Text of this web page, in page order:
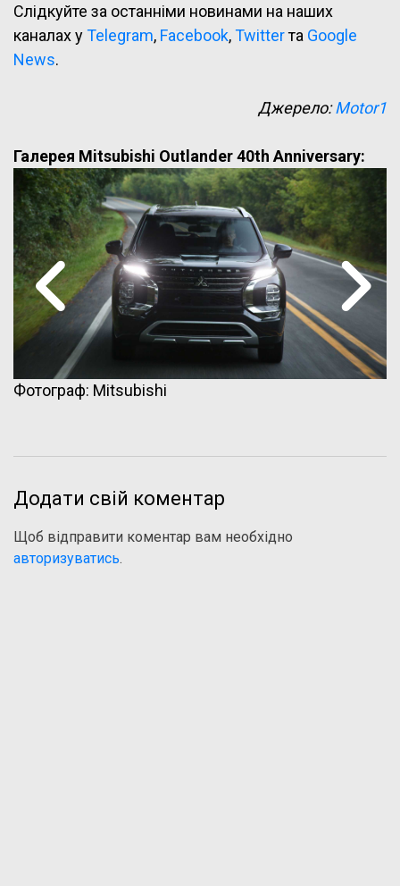
Слідкуйте за останніми новинами на наших
каналах уTelegram, Facebook,Twitterта Google
News.
Джерело:Motor1
Галерея Mitsubishi Outlander 40th Anniversary:
Фотограф: Mitsubishi
Додати свій коментар
Щоб відправити коментар вам необхідно
авторизуватись.